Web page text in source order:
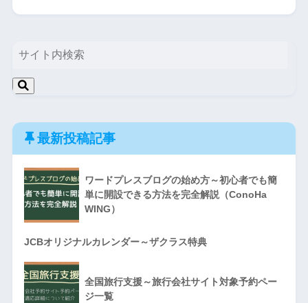
最新投稿記事
ワードプレスブログの始め方～初心者でも簡
単に開設できる方法を完全解説（ConoHa
WING）
JCBオリジナルカレンダー～ザクラス特典
全国旅行支援～旅行会社サイト対象予約ペー
ジ一覧